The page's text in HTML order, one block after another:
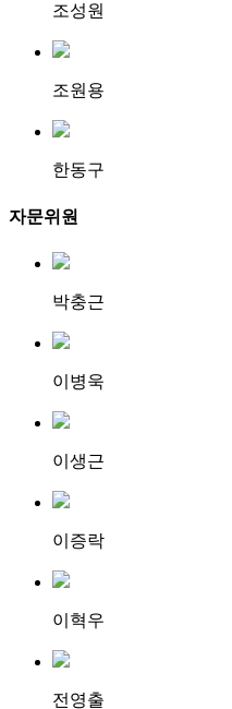
조성원
조원용
한동구
자문위원
박충근
이병욱
이생근
이증락
이혁우
전영출